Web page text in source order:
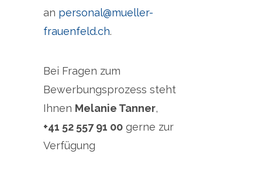
an personal@mueller-
frauenfeld.ch.
Bei Fragen zum
Bewerbungsprozess steht
Ihnen Melanie Tanner,
+41 52 557 91 00 gerne zur
Verfügung